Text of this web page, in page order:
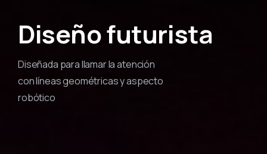
Diseñofuturista
Diseñada para llamar la atención
con líneas geométricas y aspecto
robótico